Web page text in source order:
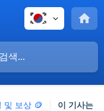
및 보상 🪙
이 기사는